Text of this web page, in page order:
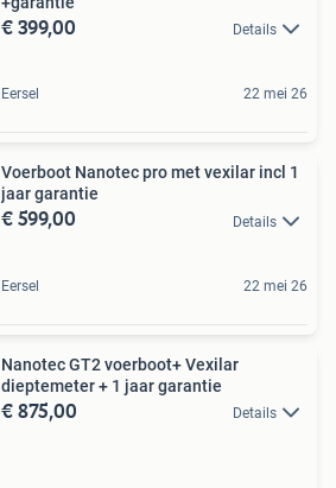
€ 399,00 Details
Eersel 22 mei 26
Voerboot Nanotec pro met vexilar incl 1
jaar garantie
€ 599,00 Details
Eersel 22 mei 26
Nanotec GT2 voerboot+ Vexilar
dieptemeter + 1 jaar garantie
€ 875,00 Details